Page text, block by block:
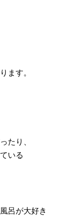
ます。
たり、
いる
呂が大好き